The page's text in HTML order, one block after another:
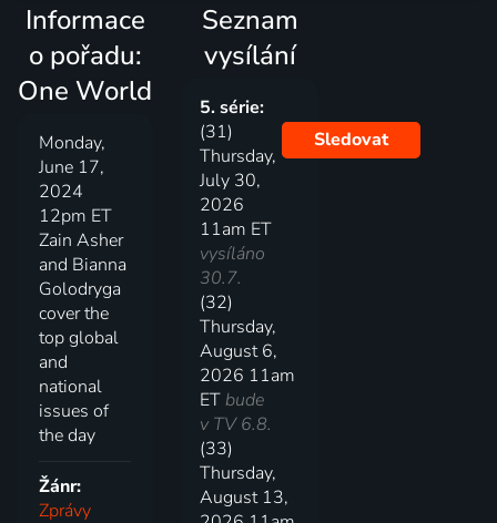
Informace
o pořadu:
One World
Monday,
June 17,
2024
12pm ET
Zain Asher
and Bianna
Golodryga
cover the
top global
and
national
issues of
the day
Žánr:
Zprávy
Seznam
vysílání
5. série:
(31)
Thursday,
July 30,
2026
11am ET
vysíláno
30.7.
Sledovat
(32)
Thursday,
August 6,
2026 11am
ETbude
v TV 6.8.
(33)
Thursday,
August 13,